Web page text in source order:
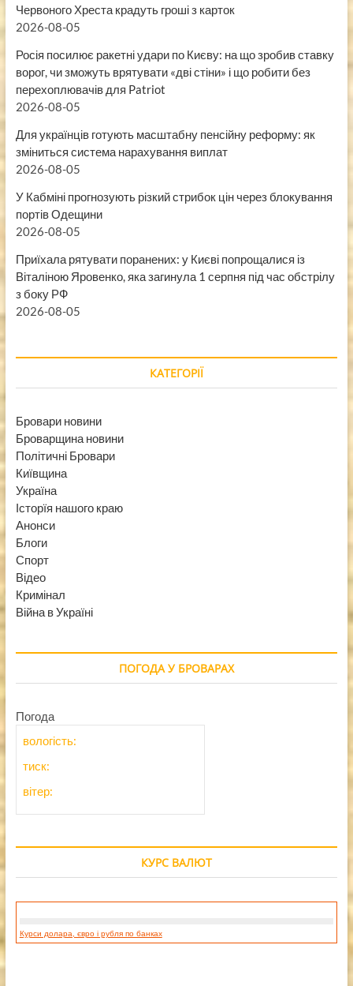
Червоного Хреста крадуть гроші з карток
2026-08-05
Росія посилює ракетні удари по Києву: на що зробив ставку
ворог, чи зможуть врятувати «дві стіни» і що робити без
перехоплювачів для Patriot
2026-08-05
Для українців готують масштабну пенсійну реформу: як
зміниться система нарахування виплат
2026-08-05
У Кабміні прогнозують різкий стрибок цін через блокування
портів Одещини
2026-08-05
Приїхала рятувати поранених: у Києві попрощалися із
Віталіною Яровенко, яка загинула 1 серпня під час обстрілу
з боку РФ
2026-08-05
КАТЕГОРІЇ
Бровари новини
Броварщина новини
Політичні Бровари
Київщина
Україна
Історїя нашого краю
Анонси
Блоги
Спорт
Відео
Кримінал
Війна в Україні
ПОГОДА У БРОВАРАХ
Погода
вологість:
тиск:
вітер:
КУРС ВАЛЮТ
Курси долара, євро і рубля по банках